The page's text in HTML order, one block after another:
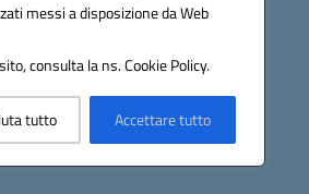
messi a disposizione da Web
consulta la ns. Cookie Policy.
tutto Accettare tutto